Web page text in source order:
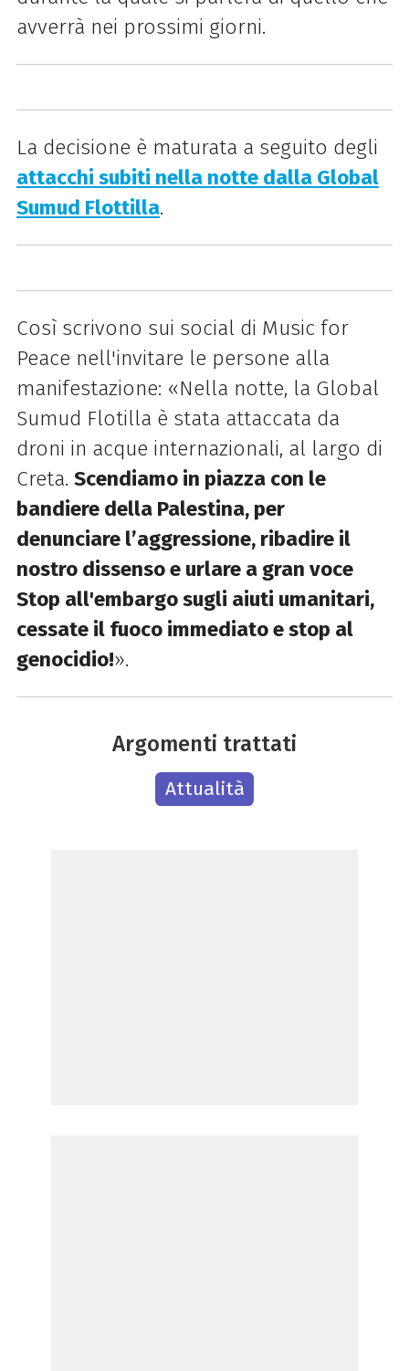
avverrà nei prossimi giorni.
La decisione è maturata a seguito degli
attacchi subiti nella notte dalla Global
Sumud Flottilla.
Così scrivono sui social di Music for
Peace nell'invitare le persone alla
manifestazione: «Nella notte, la Global
Sumud Flotilla è stata attaccata da
droni in acque internazionali, al largo di
Creta. Scendiamo in piazza con le
bandiere della Palestina, per
denunciare l’aggressione, ribadire il
nostro dissenso e urlare a gran voce
Stop all'embargo sugli aiuti umanitari,
cessate il fuoco immediato e stop al
genocidio!».
Argomenti trattati
Attualità